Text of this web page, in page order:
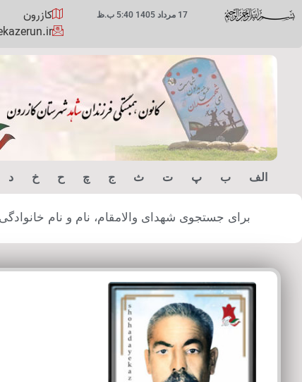
17 مرداد 1405 5:40 ب.ظ کازرون
الف ب پ ت ث ج چ ح خ د
برای جستجوی شهدای والامقام، نام و نام